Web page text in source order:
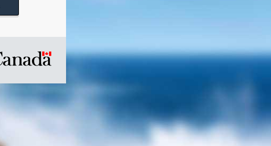
/
gouvernement